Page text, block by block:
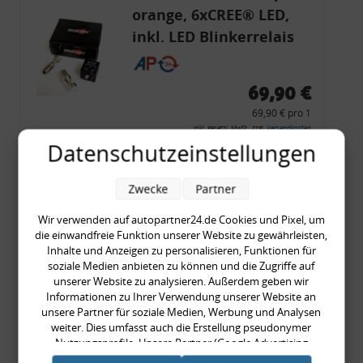
orange, 6xCREE® LED,
inkl. LED Blinkerrelais
CF 14
69,90 €
69,90 € pro 1
inkl. gesetzl. MwSt., zzgl.Versandkosten
Merkzettel
Zum Artikel
Rückleuchtenband mit
Blinker, rot, US-Ecken,
Audi 80 Cabrio, Typ 89,
OE-Nr.: 8G0945225 +
8G0945225C
999,99 €
Datenschutzeinstellungen
Wir verwenden auf autopartner24.de Cookies und Pixel, um
die einwandfreie Funktion unserer Website zu gewährleisten,
Inhalte und Anzeigen zu personalisieren, Funktionen für
soziale Medien anbieten zu können und die Zugriffe auf
unserer Website zu analysieren. Außerdem geben wir
Informationen zu Ihrer Verwendung unserer Website an
unsere Partner für soziale Medien, Werbung und Analysen
weiter. Dies umfasst auch die Erstellung pseudonymer
Nutzungsprofile. Unsere Partner (Google Advertising
Products) führen diese Informationen möglicherweise mit
Zwecke Partner